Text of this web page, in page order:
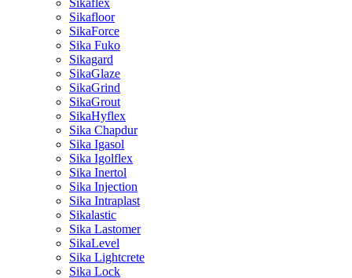
Sikafloor
SikaForce
Sika Fuko
Sikagard
SikaGlaze
SikaGrind
SikaGrout
SikaHyflex
Sika Chapdur
Sika Igasol
Sika Igolflex
Sika Inertol
Sika Injection
Sika Intraplast
Sikalastic
Sika Lastomer
SikaLevel
Sika Lightcrete
Sika Lock